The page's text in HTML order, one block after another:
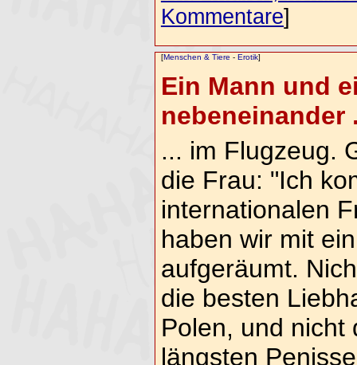
Kommentare]
[Menschen & Tiere - Erotik]
Ein Mann und
nebeneinander
... im Flugzeug.
die Frau: "Ich
internationalen
haben wir mit
aufgeräumt.
die besten
Polen, und nicht
längsten